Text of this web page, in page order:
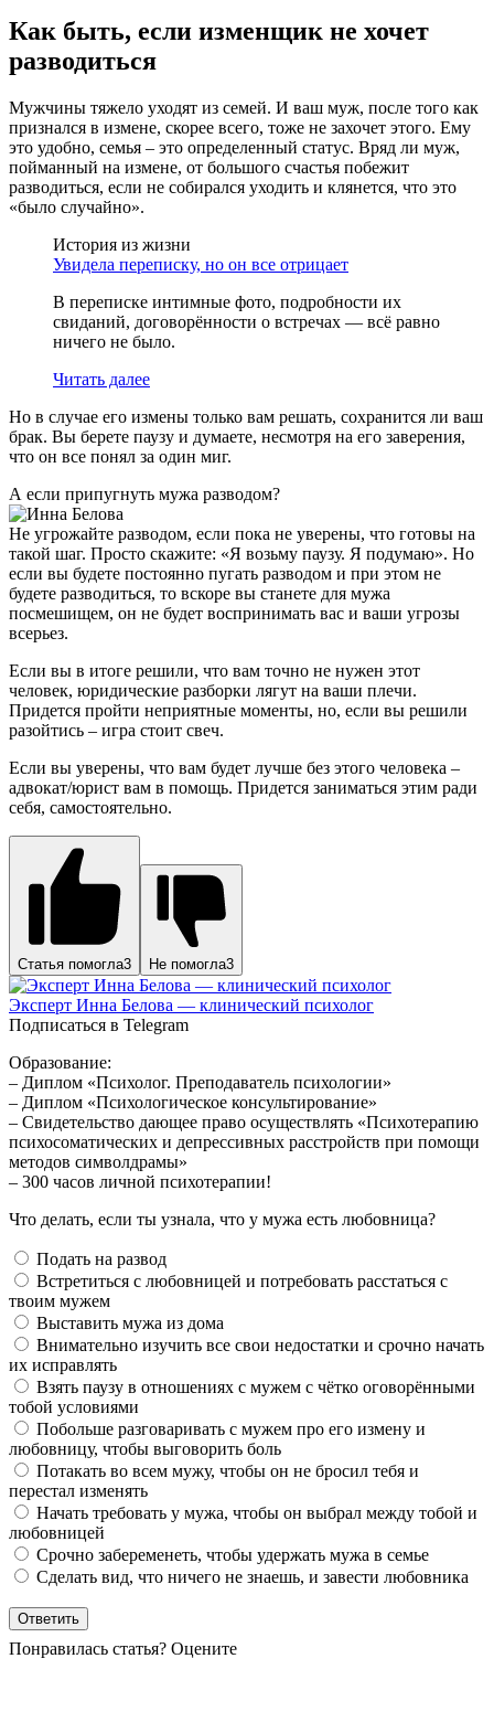
Как быть, если изменщик не хочет
разводиться
Мужчины тяжело уходят из семей. И ваш муж, после того как
признался в измене, скорее всего, тоже не захочет этого. Ему
это удобно, семья – это определенный статус. Вряд ли муж,
пойманный на измене, от большого счастья побежит
разводиться, если не собирался уходить и клянется, что это
«было случайно».
История из жизни
Увидела переписку, но он все отрицает
В переписке интимные фото, подробности их
свиданий, договорённости о встречах — всё равно
ничего не было.
Читать далее
Но в случае его измены только вам решать, сохранится ли ваш
брак. Вы берете паузу и думаете, несмотря на его заверения,
что он все понял за один миг.
А если припугнуть мужа разводом?
Не угрожайте разводом, если пока не уверены, что готовы на
такой шаг. Просто скажите: «Я возьму паузу. Я подумаю». Но
если вы будете постоянно пугать разводом и при этом не
будете разводиться, то вскоре вы станете для мужа
посмешищем, он не будет воспринимать вас и ваши угрозы
всерьез.
Если вы в итоге решили, что вам точно не нужен этот
человек, юридические разборки лягут на ваши плечи.
Придется пройти неприятные моменты, но, если вы решили
разойтись – игра стоит свеч.
Если вы уверены, что вам будет лучше без этого человека –
адвокат/юрист вам в помощь. Придется заниматься этим ради
себя, самостоятельно.
Статья помогла3 Не помогла3
Эксперт Инна Белова — клинический психолог
Подписаться в Telegram
Образование:
– Диплом «Психолог. Преподаватель психологии»
– Диплом «Психологическое консультирование»
– Свидетельство дающее право осуществлять «Психотерапию
психосоматических и депрессивных расстройств при помощи
методов символдрамы»
– 300 часов личной психотерапии!
Что делать, если ты узнала, что у мужа есть любовница?
Подать на развод
Встретиться с любовницей и потребовать расстаться с
твоим мужем
Выставить мужа из дома
Внимательно изучить все свои недостатки и срочно начать
их исправлять
Взять паузу в отношениях с мужем с чётко оговорёнными
тобой условиями
Побольше разговаривать с мужем про его измену и
любовницу, чтобы выговорить боль
Потакать во всем мужу, чтобы он не бросил тебя и
перестал изменять
Начать требовать у мужа, чтобы он выбрал между тобой и
любовницей
Срочно забеременеть, чтобы удержать мужа в семье
Сделать вид, что ничего не знаешь, и завести любовника
Понравилась статья? Оцените